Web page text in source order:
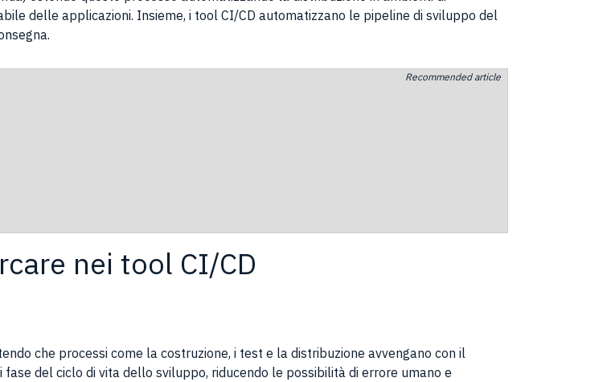
delle applicazioni. Insieme, i tool CI/CD automatizzano le pipeline di sviluppo del
Recommended article
nei tool CI/CD
che processi come la costruzione, i test e la distribuzione avvengano con il
del ciclo di vita dello sviluppo, riducendo le possibilità di errore umano e